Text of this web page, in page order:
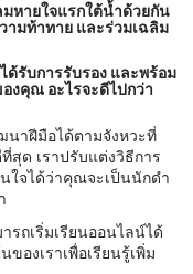
หายใจแรกใต้น้ำด้วยกัน
มท้าทาย และร่วมเฉลิม
รับการรับรอง และพร้อม
งคุณ อะไรจะดีไปกว่า
าฝีมือได้ตามจังหวะที่
ด เราปรับแต่งวิธีการ
ใจได้ว่าคุณจะเป็นนักดำ
ถเริ่มเรียนออนไลน์ได้
องเราเพื่อเรียนรู้เพิ่ม